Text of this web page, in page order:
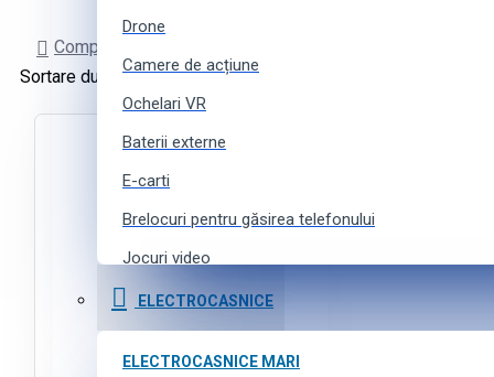
Drone
Camere de acțiune
Ochelari VR
Baterii externe
E-carti
Brelocuri pentru găsirea telefonului
Jocuri video
Curele pentru ceasuri inteligente
Accesorii pentru camere de acțiune
ELECTROCASNICE
ELECTROCASNICE MARI
Comparare produse
Sortare după: